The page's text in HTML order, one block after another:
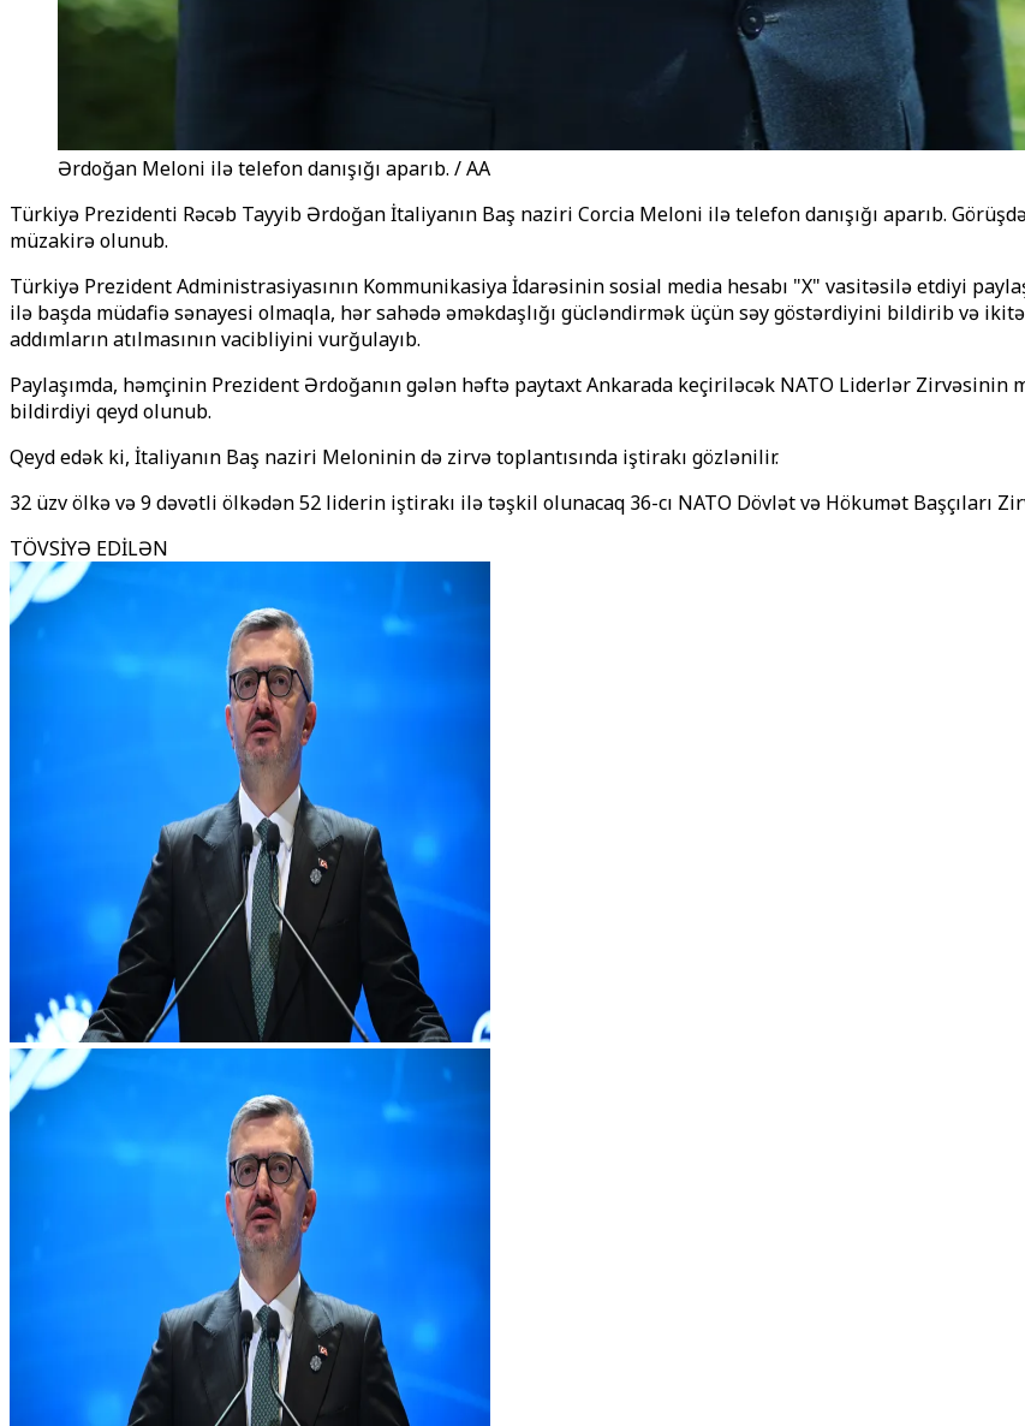
Ərdoğan Meloni ilə telefon danışığı aparıb. / AA
Türkiyə Prezidenti Rəcəb Tayyib Ərdoğan İtaliyanın Baş naziri Corcia Meloni ilə telefon danışığı aparıb.
müzakirə olunub.
Türkiyə Prezident Administrasiyasının Kommunikasiyaİdarəsinin sosial media hesabı "X" vasitəsilə etdiyi
ilə başda müdafiə sənayesi olmaqla, hər sahədə əməkdaşlığı gücləndirmək üçün səy göstərdiyini bildirib və
addımların atılmasının vacibliyini vurğulayıb.
Paylaşımda, həmçinin Prezident Ərdoğanın gələn həftə paytaxt Ankarada keçiriləcək NATO Liderlər
bildirdiyi qeyd olunub.
Qeyd edək ki, İtaliyanın Baş naziri Meloninin də zirvə toplantısında iştirakı gözlənilir.
32 üzv ölkə və 9 dəvətli ölkədən 52 liderin iştirakı ilə təşkil olunacaq 36-cı NATO Dövlət və Hökumət Başçıları
TÖVSİYƏ EDİLƏN